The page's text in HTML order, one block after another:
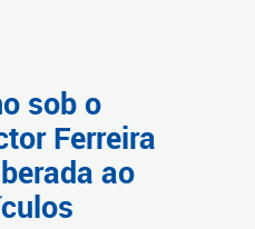
sob o
Ferreira
ao